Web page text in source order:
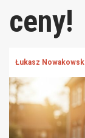
ceny!
Łukasz